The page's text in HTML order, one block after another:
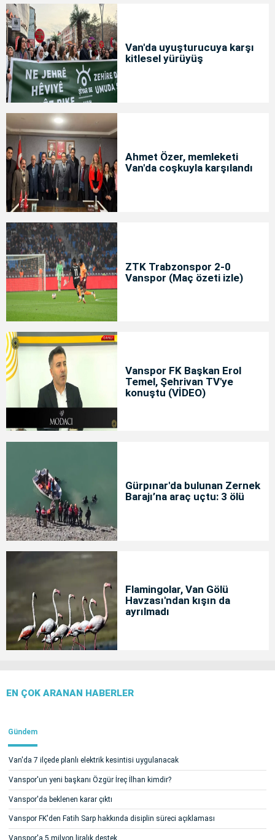
Van'da uyuşturucuya karşı
kitlesel yürüyüş
Ahmet Özer, memleketi
Van'da coşkuyla karşılandı
ZTK Trabzonspor 2-0
Vanspor (Maç özeti izle)
Vanspor FK Başkan Erol
Temel, Şehrivan TV'ye
konuştu (VİDEO)
Gürpınar'da bulunan Zernek
Barajı’na araç uçtu: 3 ölü
Flamingolar, Van Gölü
Havzası'ndan kışın da
ayrılmadı
EN ÇOK ARANAN HABERLER
Gündem
Van'da 7 ilçede planlı elektrik kesintisi uygulanacak
Vanspor'un yeni başkanı Özgür İreç İlhan kimdir?
Vanspor'da beklenen karar çıktı
Vanspor FK'den Fatih Sarp hakkında disiplin süreci açıklaması
Vanspor'a 5 milyon liralık destek